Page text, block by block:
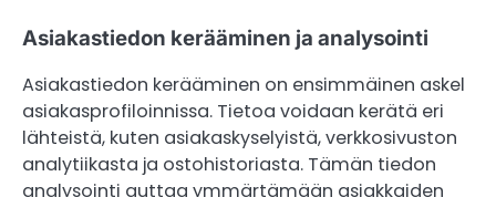
Asiakastiedon kerääminen ja analysointi
Asiakastiedon kerääminen on ensimmäinen askel
asiakasprofiloinnissa. Tietoa voidaan kerätä eri
lähteistä, kuten asiakaskyselyistä, verkkosivuston
analytiikasta ja ostohistoriasta. Tämän tiedon
analysointi auttaa ymmärtämään asiakkaiden